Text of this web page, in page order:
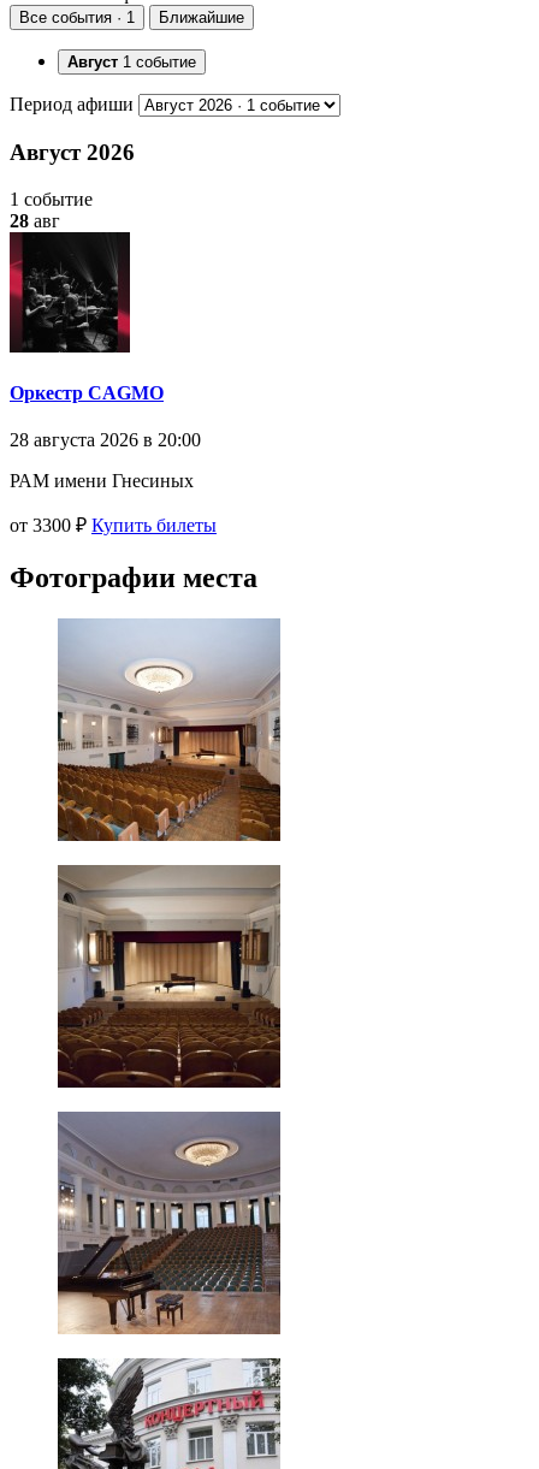
Все события · 1 Ближайшие
Август 1 событие
Период афиши
Август 2026
1 событие
28 авг
Оркестр CAGMO
28 августа 2026 в 20:00
РАМ имени Гнесиных
от 3300 ₽ Купить билеты
Фотографии места